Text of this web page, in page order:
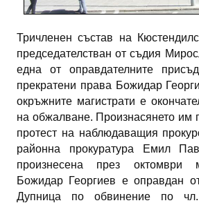
Тричленен състав на
председателстван от съдия
една от оправдателните
прекратени права Божидар
окръжните магистрати е
на обжалване. Произнасянето им
протест на наблюдаващия
районна прокуратура Емил
произнесена през октомври
Божидар Георгиев е оправдан
Дупница по обвинение по